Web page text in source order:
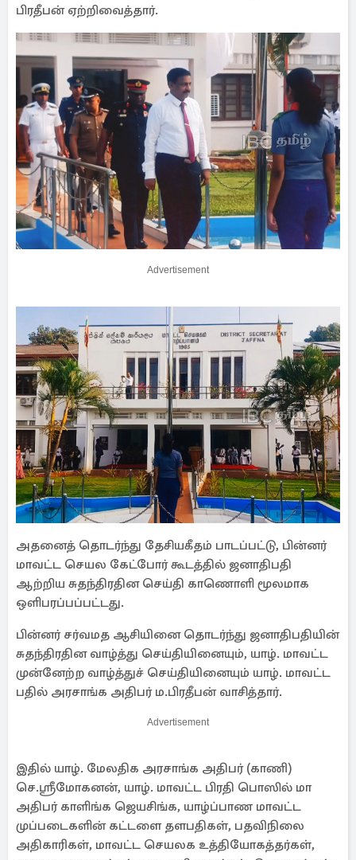
பிரதீபன் ஏற்றிவைத்தார்.
Advertisement
அதனைத் தொடர்ந்து தேசியகீதம் பாடப்பட்டு, பின்னர்
மாவட்ட செயல கேட்போர் கூடத்தில் ஜனாதிபதி
ஆற்றிய சுதந்திரதின செய்தி காணொளி மூலமாக
ஒளிபரப்பப்பட்டது.
பின்னர் சர்வமத ஆசியினை தொடர்ந்து ஜனாதிபதியின்
சுதந்திரதின வாழ்த்து செய்தியினையும், யாழ். மாவட்ட
முன்னேற்ற வாழ்த்துச் செய்தியினையும் யாழ். மாவட்ட
பதில் அரசாங்க அதிபர் ம.பிரதீபன் வாசித்தார்.
Advertisement
இதில் யாழ். மேலதிக அரசாங்க அதிபர் (காணி)
செ.ஸ்ரீமோகனன், யாழ். மாவட்ட பிரதி பொஸில் மா
அதிபர் காளிங்க ஜெயசிங்க, யாழ்ப்பாண மாவட்ட
முப்படைகளின் கட்டளை தளபதிகள், பதவிநிலை
அதிகாரிகள், மாவட்ட செயலக உத்தியோகத்தர்கள்,